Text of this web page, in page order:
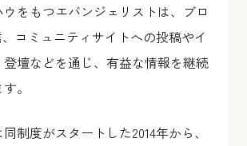
をもつエバンジェリストは、ブロ
コミュニティサイトへの投稿やイ
壇などを通じ、有益な情報を継続
。
制度がスタートした2014年から、